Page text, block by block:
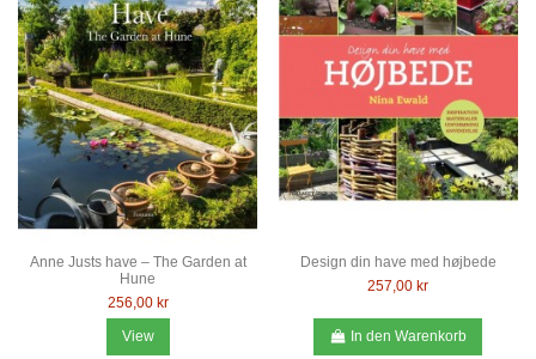
Anne Justs have – The Garden at
Hune
256,00 kr
View
Design din have med højbede
257,00 kr
In den Warenkorb